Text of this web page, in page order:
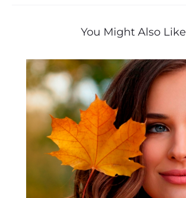
You Might Also Like